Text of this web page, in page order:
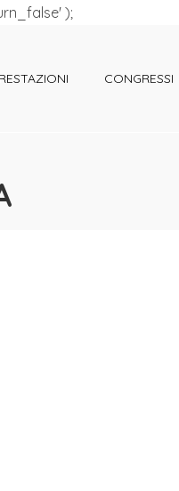
);
CONGRESSI